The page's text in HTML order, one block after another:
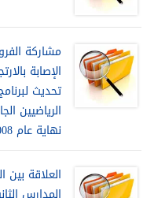
مشاركة
الإصابة
تحديث
نهاية عام 2008-2009.
العلاقة